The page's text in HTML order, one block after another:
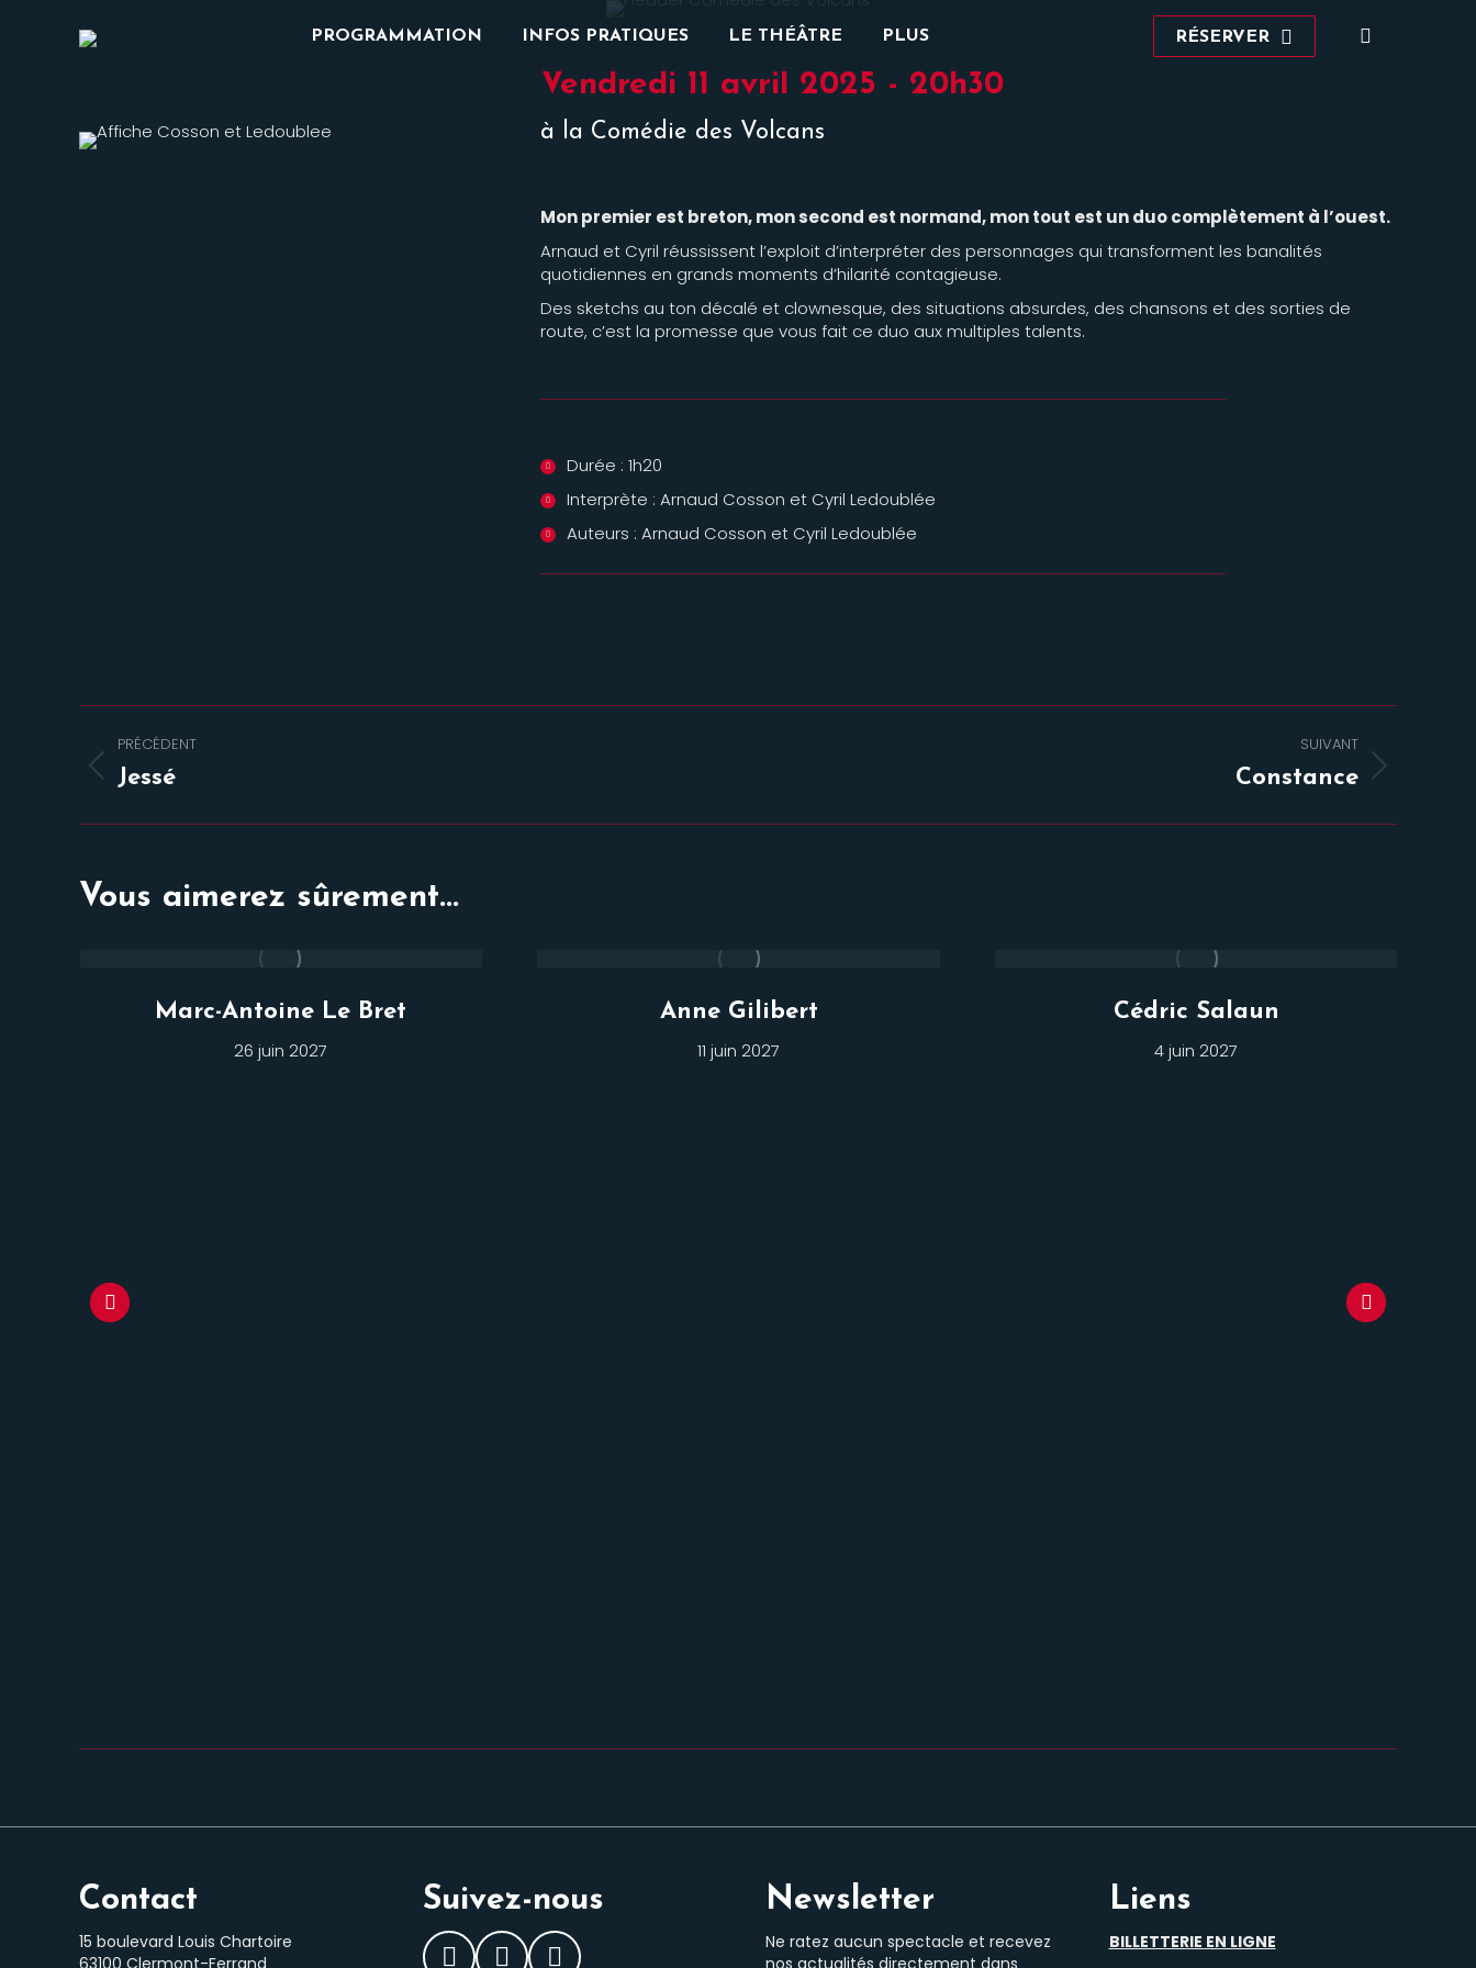
PROGRAMMATION INFOS PRATIQUES LE THÉÂTRE PLUS RÉSERVER
Recherche
Vendredi 11 avril 2025 - 20h30
à la Comédie des Volcans
Mon premier est breton, mon second est normand, mon tout est un duo complètement à l’ouest.
Arnaud et Cyril réussissent l’exploit d’interpréter des personnages qui transforment les banalités
quotidiennes en grands moments d’hilarité contagieuse.
Des sketchs au ton décalé et clownesque, des situations absurdes, des chansons et des sorties de
route, c’est la promesse que vous fait ce duo aux multiples talents.
Durée : 1h20
Interprète : Arnaud Cosson et Cyril Ledoublée
Auteurs : Arnaud Cosson et Cyril Ledoublée
Navigation
de
commentaire
PRÉCÉDENT
Onglet
Jessé
SUIVANT
Constance
Vous aimerez sûrement...
Marc-Antoine Le Bret
26 juin 2027
Anne Gilibert
11 juin 2027
Cédric Salaun
4 juin 2027
Contact
15 boulevard Louis Chartoire
63100 Clermont-Ferrand
Suivez-nous Newsletter
Ne ratez aucun spectacle et recevez
nos actualités directement dans
Liens
BILLETTERIE EN LIGNE